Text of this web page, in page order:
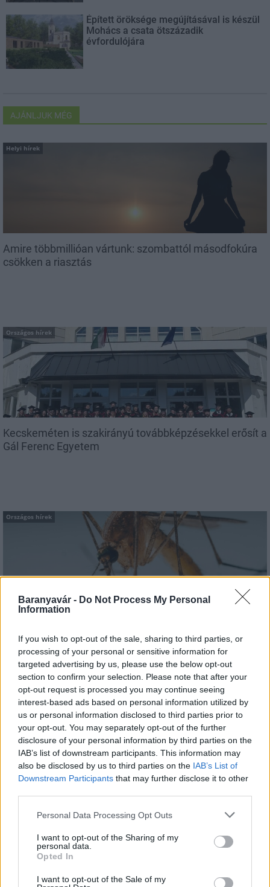
Baranyavár - Do Not Process My Personal
Information
If you wish to opt-out of the sale, sharing to third parties, or
processing of your personal or sensitive information for
targeted advertising by us, please use the below opt-out
section to confirm your selection. Please note that after your
opt-out request is processed you may continue seeing
interest-based ads based on personal information utilized by
us or personal information disclosed to third parties prior to
your opt-out. You may separately opt-out of the further
disclosure of your personal information by third parties on the
IAB’s list of downstream participants. This information may
also be disclosed by us to third parties on the IAB’s List of
Downstream Participants that may further disclose it to other
Please note that this website/app uses one or more Google
not limited to your visit or usage behaviour. You may click to
grant or deny consent to Google and its third-party tags to
use your data for below specified purposes in below Google
consent section.
Personal Data Processing Opt Outs
I want to opt-out of the Sharing of my
personal data.
Opted In
I want to opt-out of the Sale of my
Épített öröksége megújításával is készül
Mohács a csata ötszázadik
évfordulójára
AJÁNLJUK MÉG
Helyi hírek
Amire többmillióan vártunk: szombattól másodfokúra
csökken a riasztás
Országos hírek
Kecskeméten is szakirányú továbbképzésekkel erősít a
Gál Ferenc Egyetem
Országos hírek
Itt az ÉVOSZ megoldása a hőhullámok és
az energiakrízis kezelésére
Országos hírek
Minden, amit a GED Afrika projektről
Kihívások labirintusában